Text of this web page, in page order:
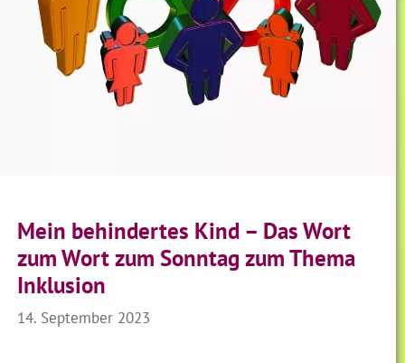
Mein behindertes Kind – Das Wort
zum Wort zum Sonntag zum Thema
Inklusion
14. September 2023